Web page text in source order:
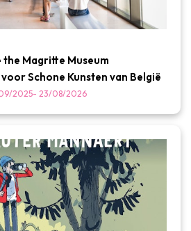
the Magritte Museum
Schone Kunsten van België
2025- 23/08/2026